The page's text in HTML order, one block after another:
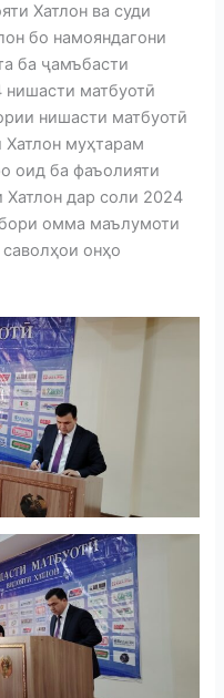
Хатлон ва суди
бо намояндагони
ба ҷамъбасти
матбуотӣ
нишасти матбуотӣ
Хатлон муҳтарам
оид ба фаъолияти
Хатлон дар соли 2024
омма маълумоти
онҳо